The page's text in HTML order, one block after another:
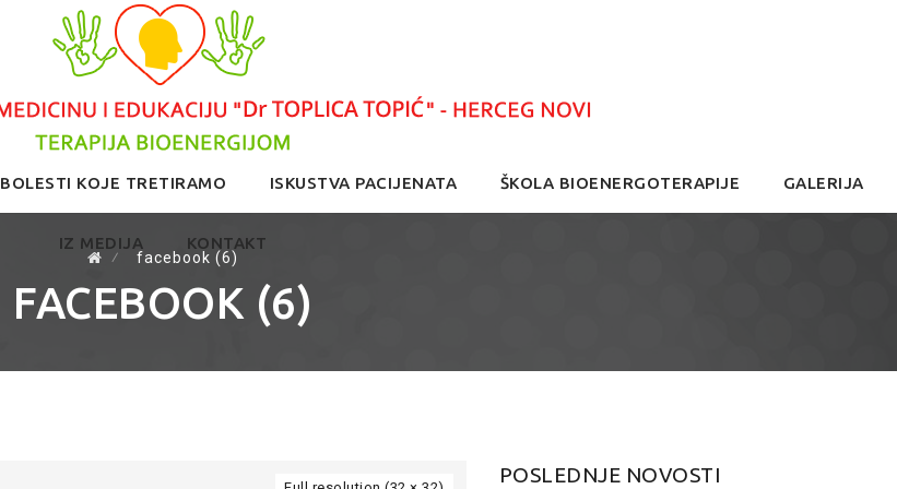
BOLESTI KOJE TRETIRAMO ISKUSTVA PACIJENATA ŠKOLA BIOENERGOTERAPIJE GALERIJA
IZ MEDIJA KONTAKT
⁄ facebook (6)
FACEBOOK (6)
POSLEDNJE NOVOSTI